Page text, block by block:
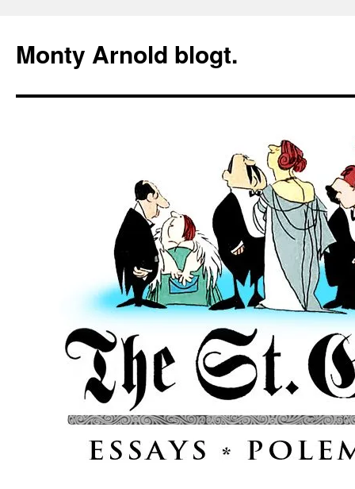
springen
Monty Arnold blogt.